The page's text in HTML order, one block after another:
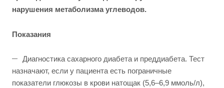
нарушения метаболизма углеводов.
Показания
Диагностика сахарного диабета и преддиабета. Тест
назначают, если у пациента есть пограничные
показатели глюкозы в крови натощак (5,6–6,9 ммоль/л),